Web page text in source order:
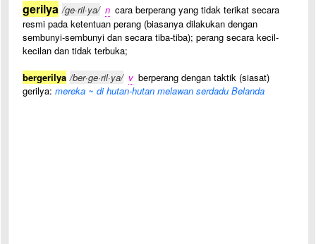
gerilya /ge·ril·ya/ n cara berperang yang tidak terikat secara
resmi pada ketentuan perang (biasanya dilakukan dengan
sembunyi-sembunyi dan secara tiba-tiba); perang secara kecil-
kecilan dan tidak terbuka;
bergerilya /ber·ge·ril·ya/ v berperang dengan taktik (siasat)
gerilya: mereka ~ di hutan-hutan melawan serdadu Belanda